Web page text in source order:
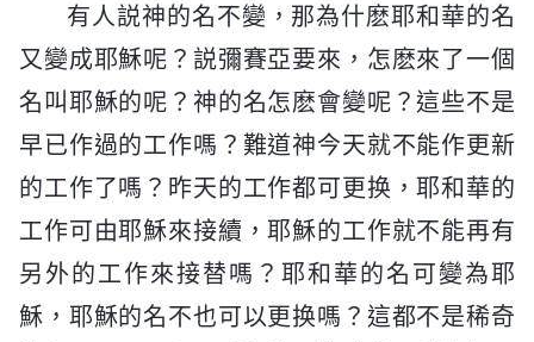
有人説神的名不變，那為什麽耶和華的名
又變成耶穌呢？説彌賽亞要來，怎麽來了一個
名叫耶穌的呢？神的名怎麽會變呢？這些不是
早已作過的工作嗎？難道神今天就不能作更新
的工作了嗎？昨天的工作都可更换，耶和華的
工作可由耶穌來接續，耶穌的工作就不能再有
另外的工作來接替嗎？耶和華的名可變為耶
穌，耶穌的名不也可以更换嗎？這都不是稀奇